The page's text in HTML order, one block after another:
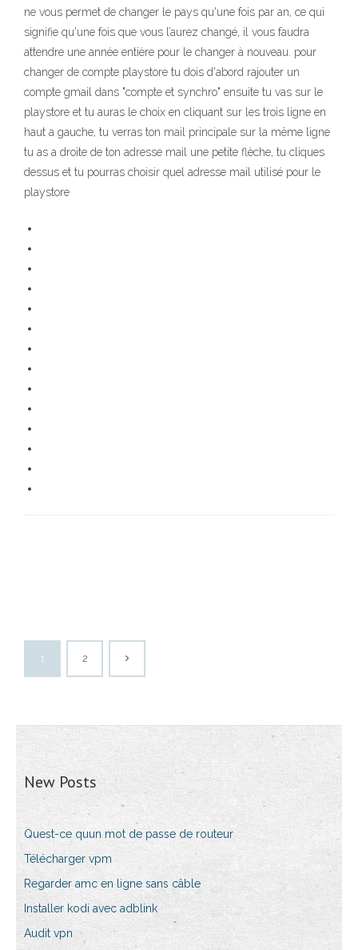
ne vous permet de changer le pays qu'une fois par an, ce qui
signifie qu'une fois que vous l’aurez changé, il vous faudra
attendre une année entière pour le changer à nouveau. pour
changer de compte playstore tu dois d'abord rajouter un
compte gmail dans "compte et synchro" ensuite tu vas sur le
playstore et tu auras le choix en cliquant sur les trois ligne en
haut a gauche, tu verras ton mail principale sur la même ligne
tu as a droite de ton adresse mail une petite flèche, tu cliques
dessus et tu pourras choisir quel adresse mail utilisé pour le
playstore
1 2
New Posts
Quest-ce quun mot de passe de routeur
Télécharger vpm
Regarder amc en ligne sans câble
Installer kodi avec adblink
Audit vpn